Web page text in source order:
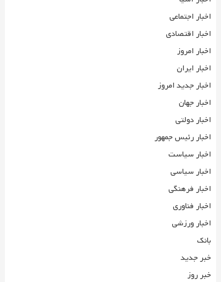
اخبار اجتماعی
اخبار اقتصادی
اخبار امروز
اخبار ایران
اخبار جدید امروز
اخبار جهان
اخبار دولتی
اخبار رئیس جمهور
اخبار سیاست
اخبار سیاسی
اخبار فرهنگی
اخبار فناوری
اخبار ورزشی
بانک
خبر جدید
خبر روز